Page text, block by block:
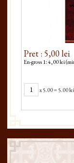
Pret : 5,00 lei
En-gross 1: 4,00 lei
x5.00= 5.00 lei